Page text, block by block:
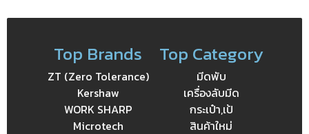
Top Brands
ZT (Zero Tolerance)
Kershaw
WORK SHARP
Microtech
Top Category
มีดพับ
เครื่องลับมีด
กระเป๋า,เป้
สินค้าใหม่